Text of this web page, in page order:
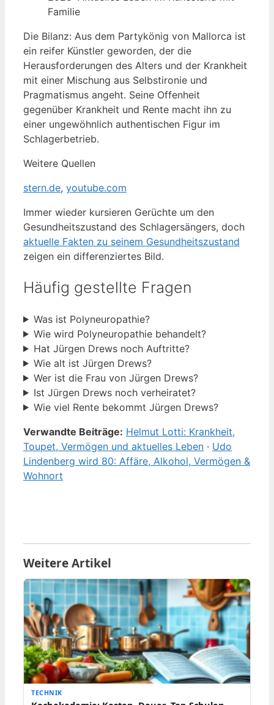
Familie
Die Bilanz: Aus dem Partykönig von Mallorca ist
ein reifer Künstler geworden, der die
Herausforderungen des Alters und der Krankheit
mit einer Mischung aus Selbstironie und
Pragmatismus angeht. Seine Offenheit
gegenüber Krankheit und Rente macht ihn zu
einer ungewöhnlich authentischen Figur im
Schlagerbetrieb.
Weitere Quellen
stern.de, youtube.com
Immer wieder kursieren Gerüchte um den
Gesundheitszustand des Schlagersängers, doch
aktuelle Fakten zu seinem Gesundheitszustand
zeigen ein differenziertes Bild.
Häufig gestellte Fragen
Was ist Polyneuropathie?
Wie wird Polyneuropathie behandelt?
Hat Jürgen Drews noch Auftritte?
Wie alt ist Jürgen Drews?
Wer ist die Frau von Jürgen Drews?
Ist Jürgen Drews noch verheiratet?
Wie viel Rente bekommt Jürgen Drews?
Verwandte Beiträge: Helmut Lotti: Krankheit,
Toupet, Vermögen und aktuelles Leben · Udo
Lindenberg wird 80: Affäre, Alkohol, Vermögen &
Wohnort
Weitere Artikel
TECHNIK